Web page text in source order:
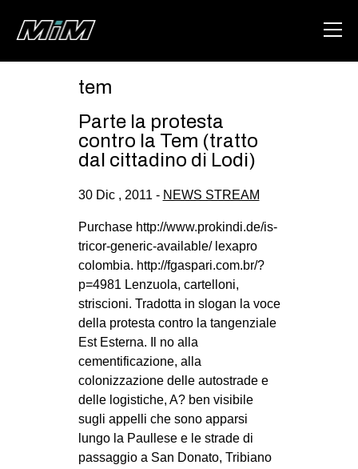
ABOUT
DEGENERAZIONE
GAZA FREESTYLE
CSOA LAMBRETTA
MSM
STUDENTI TSUNAMI
ZAM
MILANO
MOBILITAZIONI
SPAZI
SPORT POPOLARE
tem
Parte la protesta
contro la Tem (tratto
dal cittadino di Lodi)
30 Dic , 2011 - NEWS STREAM
Purchase http://www.prokindi.de/is-
tricor-generic-available/ lexapro
colombia. http://fgaspari.com.br/?
p=4981 Lenzuola, cartelloni,
striscioni. Tradotta in slogan la voce
della protesta contro la tangenziale
Est Esterna. Il no alla
cementificazione, alla
colonizzazione delle autostrade e
delle logistiche, A? ben visibile
sugli appelli che sono apparsi
lungo la Paullese e le strade di
passaggio a San Donato, Tribiano